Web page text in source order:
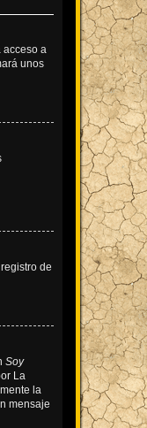
acceso a
unos
de
Soy
La
la
mensaje